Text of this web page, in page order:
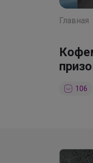
Главная
106